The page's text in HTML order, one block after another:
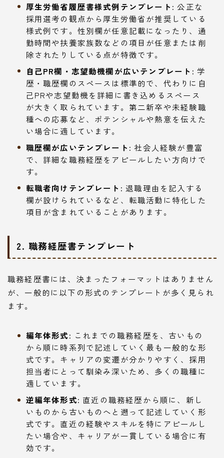
厚生労働省履歴書様式例テンプレート: 公正な
採用選考の観点から厚生労働省が推奨している
様式例です。性別欄が任意記載になったり、通
勤時間や扶養家族数などの項目が任意または削
除されたりしている点が特徴です。
自己PR欄・志望動機欄が広いテンプレート: 学
歴・職歴欄のスペースは標準的で、代わりに自
己PRや志望動機を詳細に書き込めるスペース
が大きく取られています。第二新卒や未経験職
種への応募など、ポテンシャルや熱意を伝えた
い場合に適しています。
職歴欄が広いテンプレート: 社会人経験が豊富
で、詳細な職務経歴をアピールしたい方向けで
す。
転職者向けテンプレート: 退職理由を記入する
欄が設けられているなど、転職活動に特化した
項目が含まれていることがあります。
2. 職務経歴書テンプレート
職務経歴書には、決まったフォーマットはありません
が、一般的に以下の形式のテンプレートが多く見られ
ます。
編年体形式: これまでの職務経歴を、古いもの
から順に時系列で記述していく最も一般的な形
式です。キャリアの変遷が分かりやすく、採用
担当者にとって馴染み深いため、多くの職種に
適しています。
逆編年体形式: 直近の職務経歴から順に、新し
いものから古いものへと遡って記述していく形
式です。直近の経験やスキルを特にアピールし
たい場合や、キャリアが一貫している場合に有
効です。